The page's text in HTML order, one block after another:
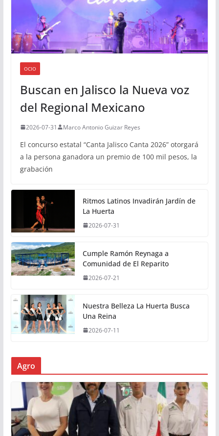
OCIO
Buscan en Jalisco la Nueva voz
del Regional Mexicano
2026-07-31 Marco Antonio Guizar Reyes
El concurso estatal “Canta Jalisco Canta 2026” otorgará
a la persona ganadora un premio de 100 mil pesos, la
grabación
Ritmos Latinos Invadirán Jardín de
La Huerta
2026-07-31
Cumple Ramón Reynaga a
Comunidad de El Reparito
2026-07-21
Nuestra Belleza La Huerta Busca
Una Reina
2026-07-11
Agro